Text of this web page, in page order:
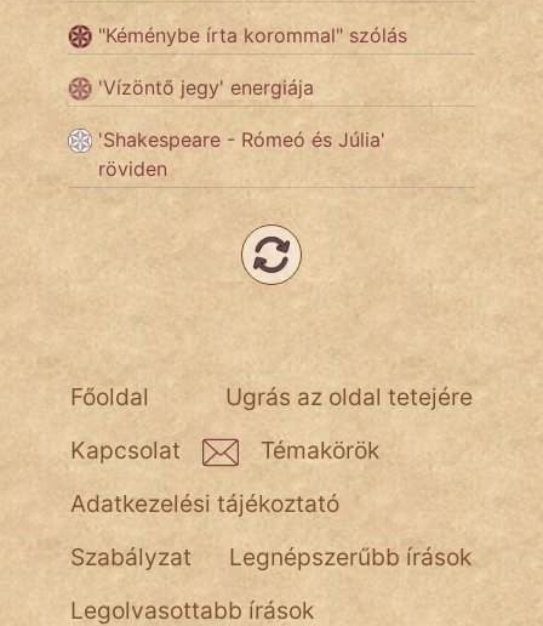
MAGYARSÁG
És
TÖRTÉNELEM
Népszerű szerzőink:
Jób Gedeon
Láron Ádám
mikkamakka
vörös ördög
nagyöreg
"Kéménybe írta korommal" szólás
'Vízöntő jegy' energiája
'Shakespeare - Rómeó és Júlia'
röviden
Ugrás az oldal tetejére
Főoldal
Kapcsolat
Témakörök
Adatkezelési tájékoztató
Szabályzat
Legnépszerűbb írások
Legolvasottabb írások